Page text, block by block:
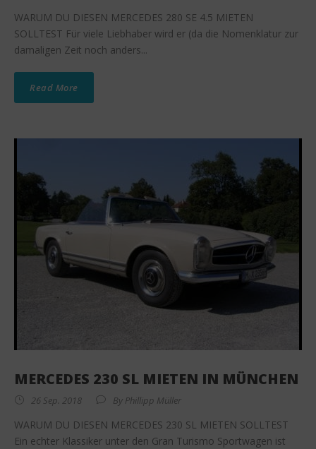
WARUM DU DIESEN MERCEDES 280 SE 4.5 MIETEN
SOLLTEST Für viele Liebhaber wird er (da die Nomenklatur zur
damaligen Zeit noch anders...
Read More
MERCEDES 230 SL MIETEN IN MÜNCHEN
26 Sep. 2018 By Phillipp Müller
WARUM DU DIESEN MERCEDES 230 SL MIETEN SOLLTEST
Ein echter Klassiker unter den Gran Turismo Sportwagen ist